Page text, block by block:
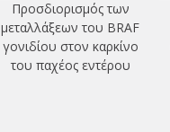
Προσδιορισμός των
μεταλλάξεων του BRAF
γονιδίου στον καρκίνο
του παχέος εντέρου